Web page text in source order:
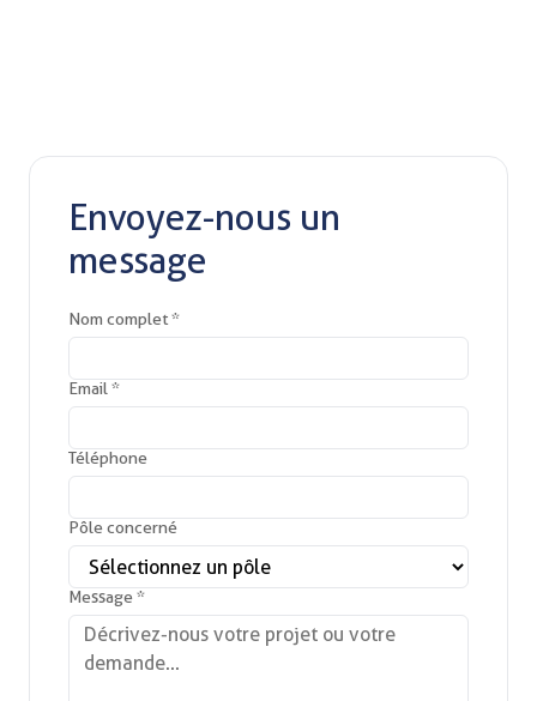
Envoyez-nous un
message
Nom complet *
Email *
Téléphone
Pôle concerné
Message *